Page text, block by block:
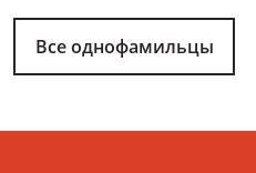
Все однофамильцы